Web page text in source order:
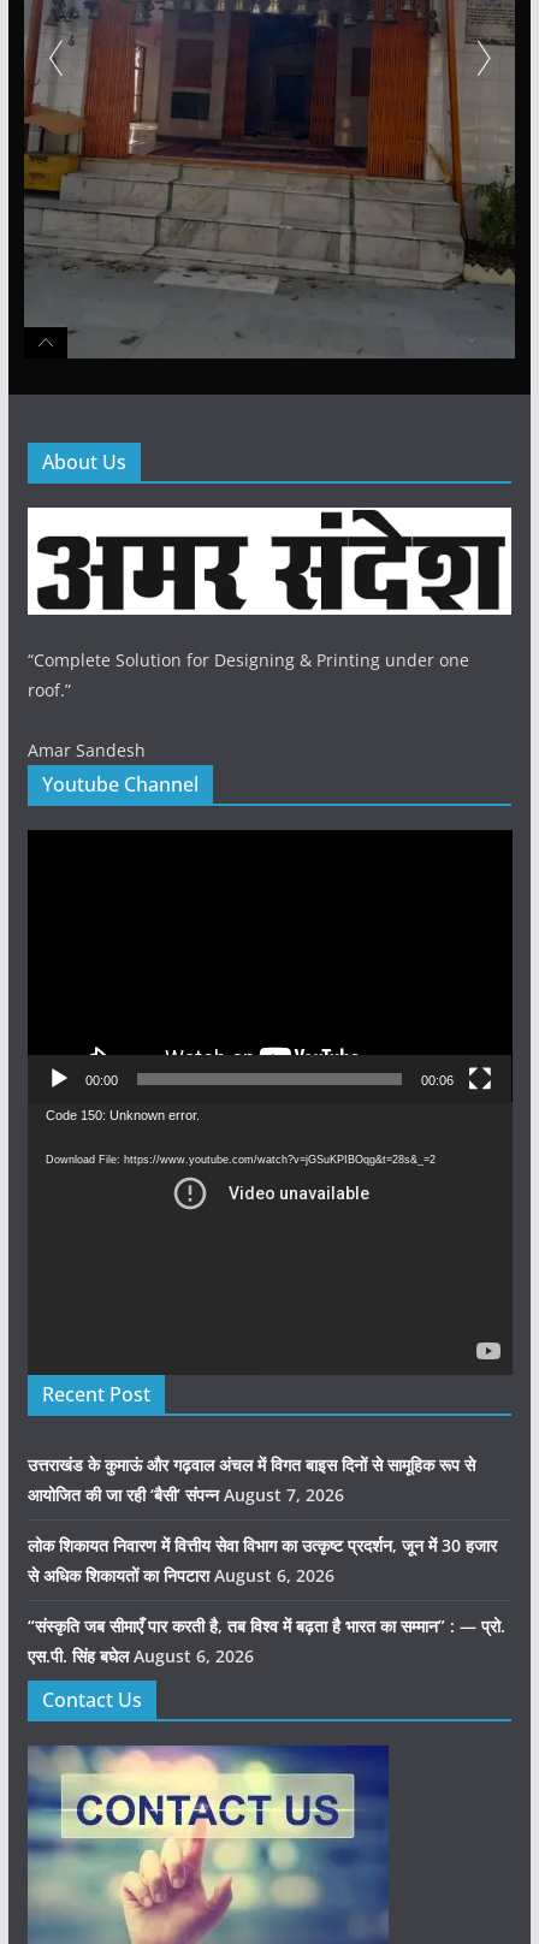
About Us
“Complete Solution for Designing & Printing under one
roof.”
Amar Sandesh
Youtube Channel
00:00 00:06
Video
Code 150: Unknown error.
Download File: https://www.youtube.com/watch?v=jGSuKPIBOqg&t=28s&_=2
Recent Post
उत्तराखंड के कुमाऊं और गढ़वाल अंचल में विगत बाइस दिनों से सामूहिक रूप से
आयोजित की जा रही ‘बैसी’ संपन्न August 7, 2026
लोक शिकायत निवारण में वित्तीय सेवा विभाग का उत्कृष्ट प्रदर्शन, जून में 30 हजार
से अधिक शिकायतों का निपटारा August 6, 2026
“संस्कृति जब सीमाएँ पार करती है, तब विश्व में बढ़ता है भारत का सम्मान” : — प्रो.
एस.पी. सिंह बघेल August 6, 2026
Contact Us